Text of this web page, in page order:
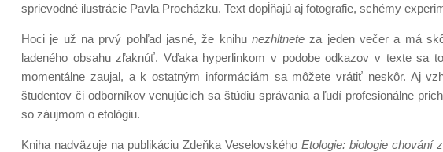
sprievodné ilustrácie Pavla Procházku. Text dopĺňajú aj fotografie, schémy
Hoci je už na prvý pohľad jasné, že knihu nezhltnete za jeden večer a má
ladeného obsahu zľaknúť. Vďaka hyperlinkom v podobe odkazov v texte
momentálne zaujal, a k ostatným informáciám sa môžete vrátiť neskôr. Aj
študentov či odborníkov venujúcich sa štúdiu správania a ľudí profesionálne
so záujmom o etológiu.
Kniha nadväzuje na publikáciu Zdeňka Veselovského Etologie: biologie chování